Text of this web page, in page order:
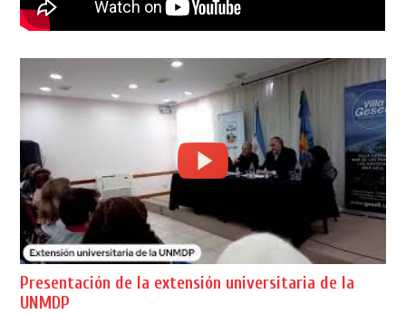
Presentación de la extensión universitaria de la
UNMDP